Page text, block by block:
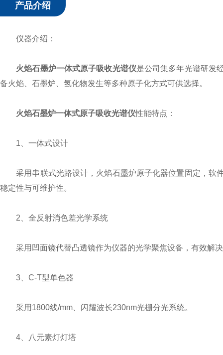
产品介绍
仪器介绍：
火焰石墨炉一体式原子吸收光谱仪是公司集多年光谱研发
备火焰、石墨炉、氢化物发生等多种原子化方式可供选择。
火焰石墨炉一体式原子吸收光谱仪性能特点：
1、一体式设计
采用串联式光路设计，火焰石墨炉原子化器位置固定，软
稳定性与可维护性。
2、全反射消色差光学系统
采用凹面镜代替凸透镜作为仪器的光学聚焦设备，有效解
3、C-T型单色器
采用1800线/mm、闪耀波长230nm光栅分光系统。
4、八元素灯灯塔